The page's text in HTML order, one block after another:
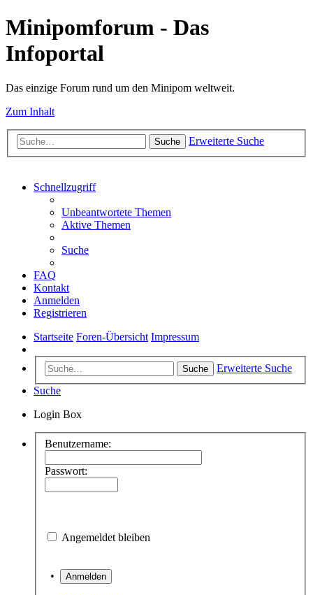
Minipomforum - Das
Infoportal
Das einzige Forum rund um den Minipom weltweit.
Zum Inhalt
Suche Erweiterte Suche
Schnellzugriff
Unbeantwortete Themen
Aktive Themen
Suche
FAQ
Kontakt
Anmelden
Registrieren
Startseite Foren-Übersicht Impressum
Suche
Erweiterte Suche
Suche
Login Box
Benutzername:
Passwort:
Angemeldet bleiben
•